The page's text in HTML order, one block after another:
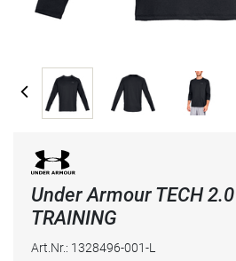
Under Armour TECH 2.0
TRAINING
Art.Nr.: 1328496-001-L